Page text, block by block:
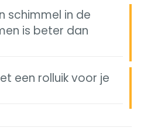
schimmel in de
is beter dan
een rolluik voor je